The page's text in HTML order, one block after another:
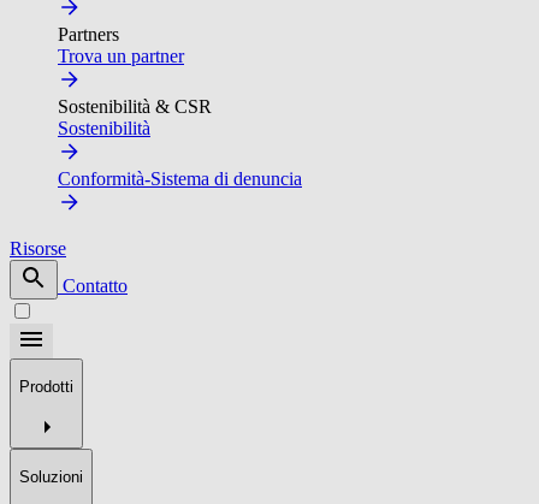
Partners
Trova un partner
Sostenibilità & CSR
Sostenibilità
Conformità-Sistema di denuncia
Risorse
Contatto
Prodotti
Soluzioni